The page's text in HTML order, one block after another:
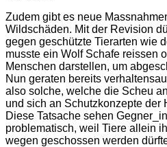
Zudem gibt es neue
Wildschäden. Mit der Revision
gegen geschützte Tierarten wie
musste ein Wolf Schafe reissen
Menschen darstellen, um
Nun geraten bereits
also solche, welche die Scheu
und sich an Schutzkonzepte der
Diese Tatsache sehen
problematisch, weil Tiere allein
wegen geschossen werden